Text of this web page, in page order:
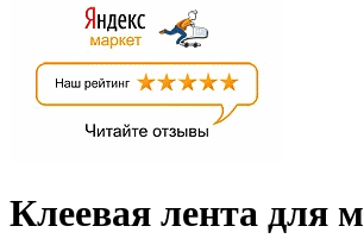
Клеевая лента для